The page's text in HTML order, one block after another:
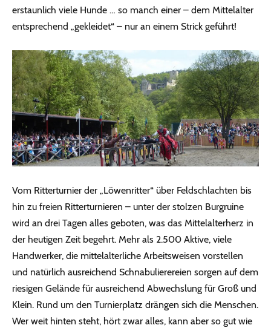
erstaunlich viele Hunde … so manch einer – dem Mittelalter
entsprechend „gekleidet“ – nur an einem Strick geführt!
Vom Ritterturnier der „Löwenritter“ über Feldschlachten bis
hin zu freien Ritterturnieren – unter der stolzen Burgruine
wird an drei Tagen alles geboten, was das Mittelalterherz in
der heutigen Zeit begehrt. Mehr als 2.500 Aktive, viele
Handwerker, die mittelalterliche Arbeitsweisen vorstellen
und natürlich ausreichend Schnabulierereien sorgen auf dem
riesigen Gelände für ausreichend Abwechslung für Groß und
Klein. Rund um den Turnierplatz drängen sich die Menschen.
Wer weit hinten steht, hört zwar alles, kann aber so gut wie